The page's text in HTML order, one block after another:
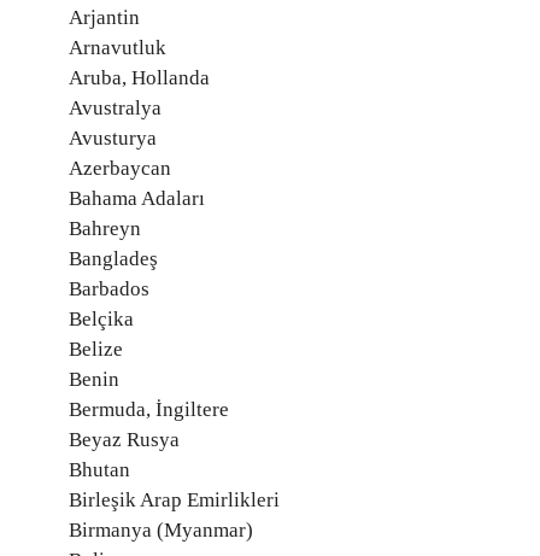
Arjantin
Arnavutluk
Aruba, Hollanda
Avustralya
Avusturya
Azerbaycan
Bahama Adaları
Bahreyn
Bangladeş
Barbados
Belçika
Belize
Benin
Bermuda, İngiltere
Beyaz Rusya
Bhutan
Birleşik Arap Emirlikleri
Birmanya (Myanmar)